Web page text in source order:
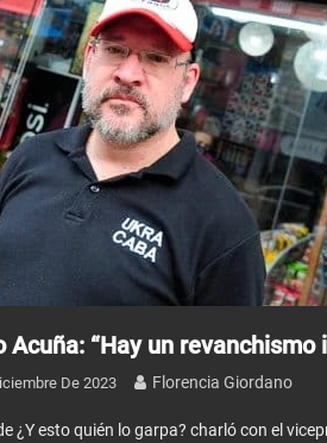
Acuña: “Hay un
De 2023 Florencia Giordano
¿Y esto quién lo garpa? charló con el